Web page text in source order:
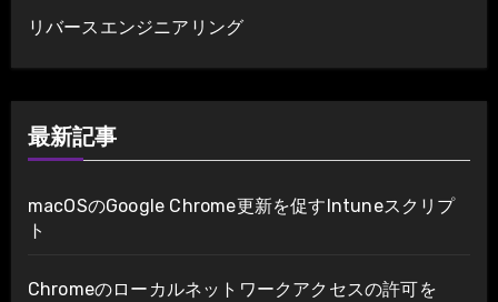
リバースエンジニアリング
最新記事
macOSのGoogle Chrome更新を促すIntuneスクリプ
ト
Chromeのローカルネットワークアクセスの許可を